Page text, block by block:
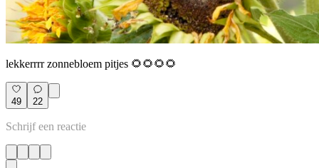
lekkerrrr zonnebloem pitjes 🌻🌻🌻🌻
49 22